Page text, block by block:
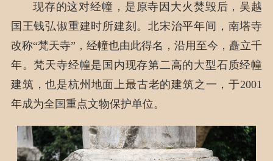
现存的这对经幢，是原寺因大火焚毁后，吴越
国王钱弘俶重建时所建刻。北宋治平年间，南塔寺
改称“梵天寺”，经幢也由此得名，沿用至今，矗立千
年。梵天寺经幢是国内现存第二高的大型石质经幢
建筑，也是杭州地面上最古老的建筑之一，于2001
年成为全国重点文物保护单位。